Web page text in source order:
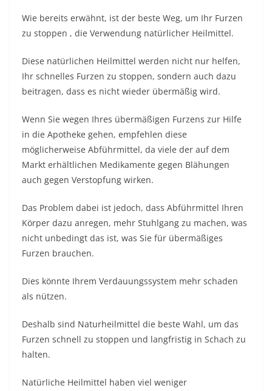
Wie bereits erwähnt, ist der beste Weg, um Ihr Furzen
zu stoppen , die Verwendung natürlicher Heilmittel.
Diese natürlichen Heilmittel werden nicht nur helfen,
Ihr schnelles Furzen zu stoppen, sondern auch dazu
beitragen, dass es nicht wieder übermäßig wird.
Wenn Sie wegen Ihres übermäßigen Furzens zur Hilfe
in die Apotheke gehen, empfehlen diese
möglicherweise Abführmittel, da viele der auf dem
Markt erhältlichen Medikamente gegen Blähungen
auch gegen Verstopfung wirken.
Das Problem dabei ist jedoch, dass Abführmittel Ihren
Körper dazu anregen, mehr Stuhlgang zu machen, was
nicht unbedingt das ist, was Sie für übermäßiges
Furzen brauchen.
Dies könnte Ihrem Verdauungssystem mehr schaden
als nützen.
Deshalb sind Naturheilmittel die beste Wahl, um das
Furzen schnell zu stoppen und langfristig in Schach zu
halten.
Natürliche Heilmittel haben viel weniger